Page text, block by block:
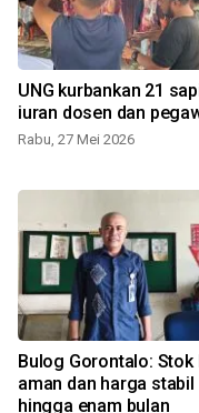
UNG kurbankan 21
iuran dosen dan
Rabu, 27 Mei 2026
Bulog Gorontalo: Stok
aman dan harga stabil
hingga enam bulan